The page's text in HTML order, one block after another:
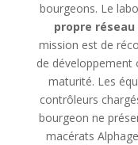
bourgeons. Le
propre réseau
mission est de
de développement
maturité. Les
contrôleurs
bourgeon ne
macérats